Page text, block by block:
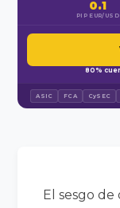
0.1
PIP EUR/USD
80%
ASIC FCA CySEC
El sesgo